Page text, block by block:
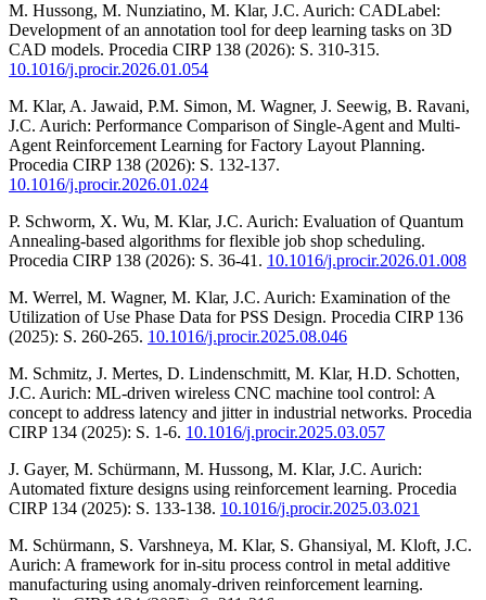
M. Hussong, M. Nunziatino, M. Klar, J.C. Aurich: CADLabel:
Development of an annotation tool for deep learning tasks on 3D
CAD models. Procedia CIRP 138 (2026): S. 310-315.
10.1016/j.procir.2026.01.054
M. Klar, A. Jawaid, P.M. Simon, M. Wagner, J. Seewig, B. Ravani,
J.C. Aurich: Performance Comparison of Single-Agent and Multi-
Agent Reinforcement Learning for Factory Layout Planning.
Procedia CIRP 138 (2026): S. 132-137.
10.1016/j.procir.2026.01.024
P. Schworm, X. Wu, M. Klar, J.C. Aurich: Evaluation of Quantum
Annealing-based algorithms for flexible job shop scheduling.
Procedia CIRP 138 (2026): S. 36-41. 10.1016/j.procir.2026.01.008
M. Werrel, M. Wagner, M. Klar, J.C. Aurich: Examination of the
Utilization of Use Phase Data for PSS Design. Procedia CIRP 136
(2025): S. 260-265. 10.1016/j.procir.2025.08.046
M. Schmitz, J. Mertes, D. Lindenschmitt, M. Klar, H.D. Schotten,
J.C. Aurich: ML-driven wireless CNC machine tool control: A
concept to address latency and jitter in industrial networks. Procedia
CIRP 134 (2025): S. 1-6. 10.1016/j.procir.2025.03.057
J. Gayer, M. Schürmann, M. Hussong, M. Klar, J.C. Aurich:
Automated fixture designs using reinforcement learning. Procedia
CIRP 134 (2025): S. 133-138. 10.1016/j.procir.2025.03.021
M. Schürmann, S. Varshneya, M. Klar, S. Ghansiyal, M. Kloft, J.C.
Aurich: A framework for in-situ process control in metal additive
manufacturing using anomaly-driven reinforcement learning.